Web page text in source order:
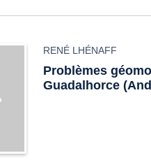
RENÉ LHÉNAFF
Problèmes
Guadalhorce